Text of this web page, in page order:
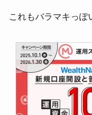
これもバラマキっぽ